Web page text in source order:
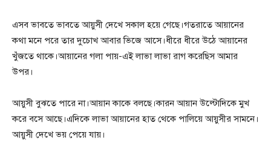
এসব ভাবতে ভাবতে আয়ুসী দেখে সকাল হয়ে গেছে।গতরাতে আয়ানের
কথা মনে পরে তার দুচোখ আবার ভিজে আসে।ধীরে ধীরে উঠে আয়ানের
খুঁজতে থাকে।আয়ানের গলা পায়-এই লাভা লাভা রাগ করেছিস আমার
উপর।
আয়ুসী বুঝতে পারে না।আয়ান কাকে বলছে।কারন আয়ান উল্টোদিকে মুখ
করে বসে আছে।এদিকে লাভা আয়ানের হাত থেকে পালিয়ে আয়ুসীর সামনে।
আয়ুসী দেখে ভয় পেয়ে যায়।